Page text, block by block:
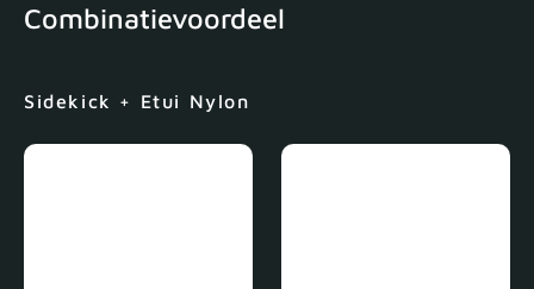
Combinatievoordeel
Sidekick + Etui Nylon